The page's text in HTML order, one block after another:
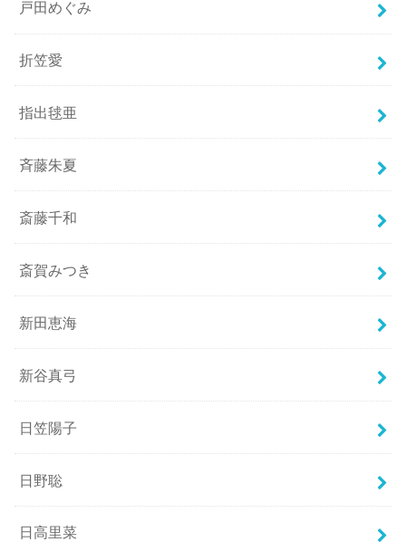
戸田めぐみ
折笠愛
指出毬亜
斉藤朱夏
斎藤千和
斎賀みつき
新田恵海
新谷真弓
日笠陽子
日野聡
日高里菜